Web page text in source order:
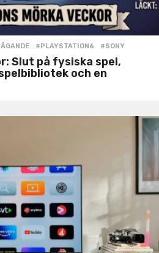
,#PLAYSTATION6 ,#SONY
Slut på fysiska spel,
och en